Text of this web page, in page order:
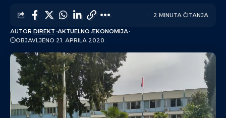
AUTOR:DIREKT AKTUELNO EKONOMIJA
OBJAVLJENO 21. APRILA 2020.
2 MINUTA ČITANJA